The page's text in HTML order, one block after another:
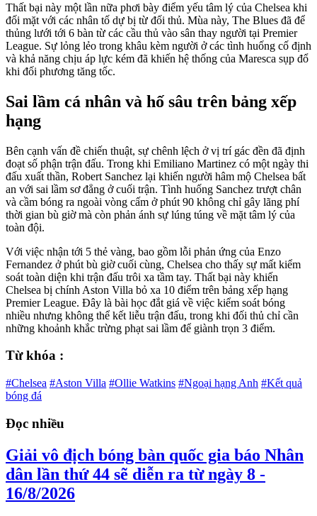
Thất bại này một lần nữa phơi bày điểm yếu tâm lý của Chelsea khi
đối mặt với các nhân tố dự bị từ đối thủ. Mùa này, The Blues đã để
thủng lưới tới 6 bàn từ các cầu thủ vào sân thay người tại Premier
League. Sự lỏng lẻo trong khâu kèm người ở các tình huống cố định
và khả năng chịu áp lực kém đã khiến hệ thống của Maresca sụp đổ
khi đối phương tăng tốc.
Sai lầm cá nhân và hố sâu trên bảng xếp
hạng
Bên cạnh vấn đề chiến thuật, sự chênh lệch ở vị trí gác đền đã định
đoạt số phận trận đấu. Trong khi Emiliano Martinez có một ngày thi
đấu xuất thần, Robert Sanchez lại khiến người hâm mộ Chelsea bất
an với sai lầm sơ đẳng ở cuối trận. Tình huống Sanchez trượt chân
và cầm bóng ra ngoài vòng cấm ở phút 90 không chỉ gây lãng phí
thời gian bù giờ mà còn phản ánh sự lúng túng về mặt tâm lý của
toàn đội.
Với việc nhận tới 5 thẻ vàng, bao gồm lỗi phản ứng của Enzo
Fernandez ở phút bù giờ cuối cùng, Chelsea cho thấy sự mất kiểm
soát toàn diện khi trận đấu trôi xa tầm tay. Thất bại này khiến
Chelsea bị chính Aston Villa bỏ xa 10 điểm trên bảng xếp hạng
Premier League. Đây là bài học đắt giá về việc kiểm soát bóng
nhiều nhưng không thể kết liễu trận đấu, trong khi đối thủ chỉ cần
những khoảnh khắc trừng phạt sai lầm để giành trọn 3 điểm.
Từ khóa :
#Chelsea #Aston Villa #Ollie Watkins #Ngoại hạng Anh #Kết quả
bóng đá
Đọc nhiều
Giải vô địch bóng bàn quốc gia báo Nhân
dân lần thứ 44 sẽ diễn ra từ ngày 8 -
16/8/2026